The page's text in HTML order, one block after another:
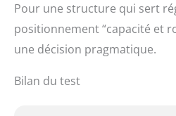
Pour une structure qui sert
positionnement “capacité et
une décision pragmatique.
Bilan du test